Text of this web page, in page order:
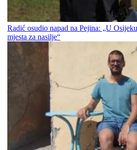
Radić osudio napad na Pejina: „U
mjesta za nasilje“